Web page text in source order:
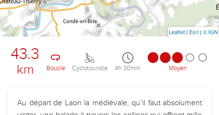
43.3
km Boucle Cyclotouriste 4h 30min Moyen
Au départ de Laon la médiévale, qu’il faut absolument
Leaflet | Esri | © IGN